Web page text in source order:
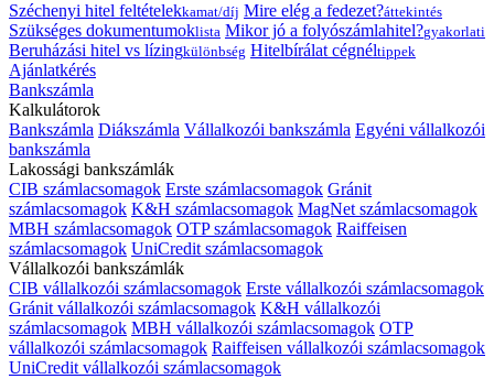
Széchenyi hitel feltételekkamat/díj Mire elég a fedezet?áttekintés
Szükséges dokumentumoklista Mikor jó a folyószámlahitel?gyakorlati
Beruházási hitel vs lízingkülönbség Hitelbírálat cégnéltippek
Ajánlatkérés
Bankszámla
Kalkulátorok
Bankszámla Diákszámla Vállalkozói bankszámla Egyéni vállalkozói
bankszámla
Lakossági bankszámlák
CIB számlacsomagok Erste számlacsomagok Gránit
számlacsomagok K&H számlacsomagok MagNet számlacsomagok
MBH számlacsomagok OTP számlacsomagok Raiffeisen
számlacsomagok UniCredit számlacsomagok
Vállalkozói bankszámlák
CIB vállalkozói számlacsomagok Erste vállalkozói számlacsomagok
Gránit vállalkozói számlacsomagok K&H vállalkozói
számlacsomagok MBH vállalkozói számlacsomagok OTP
vállalkozói számlacsomagok Raiffeisen vállalkozói számlacsomagok
UniCredit vállalkozói számlacsomagok